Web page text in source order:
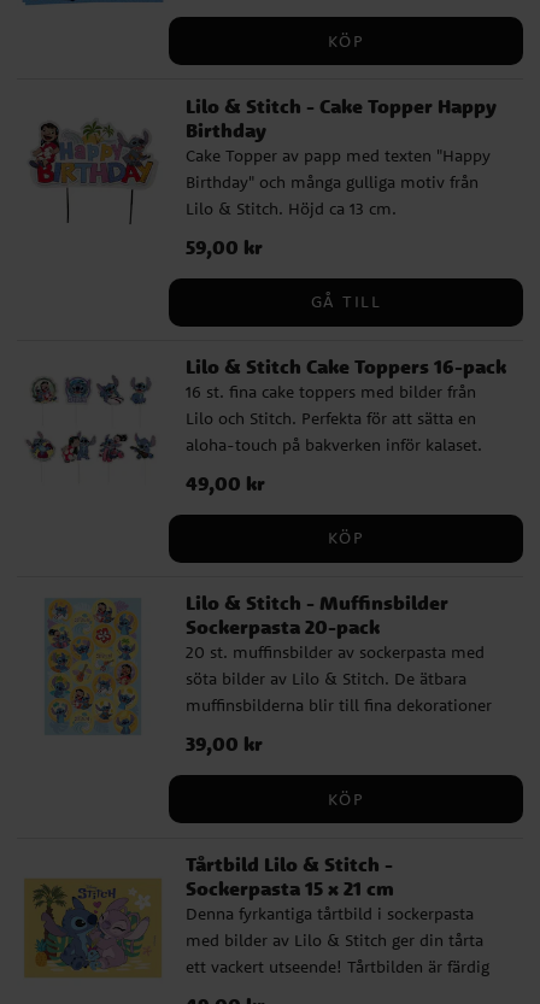
KÖP
Lilo & Stitch - Cake Topper Happy
Birthday
Cake Topper av papp med texten "Happy
Birthday" och många gulliga motiv från
Lilo & Stitch. Höjd ca 13 cm.
Pris:59,00 kr
59,00 kr
GÅ TILL
Lilo & Stitch Cake Toppers 16-pack
16 st. fina cake toppers med bilder från
Lilo och Stitch. Perfekta för att sätta en
aloha-touch på bakverken inför kalaset.
Storleken varierar mellan 8 och 10 cm i
höjd.
Pris :49,00 kr
49,00 kr
KÖP
Lilo & Stitch - Muffinsbilder
Sockerpasta 20-pack
20 st. muffinsbilder av sockerpasta med
söta bilder av Lilo & Stitch. De ätbara
muffinsbilderna blir till fina dekorationer
på cupcakes eller födelsedagstårtan.
Muffinsbilderna är ca 3,4 cm i diameter
Bilderna förvaras torrt och svalt och är
Stärkelse, sötningsmedel: E965, E955,
stabilisatorer: E460i, E414, E466,
förtjockningsmedel, maltodextrin,
luftfuktare: E422, emulgeringsmedel: E433,
smaksättare, konserveringsmedel: E330,
E202, färgämnen: E102, E122, E133, E151.
Pris:39,00 kr
39,00 kr
KÖP
Tårtbild Lilo & Stitch -
Sockerpasta 15 x 21 cm
Denna fyrkantiga tårtbild i sockerpasta
med bilder av Lilo & Stitch ger din tårta
ett vackert utseende! Tårtbilden är färdig
att läggas direkt på tårtan och har ett